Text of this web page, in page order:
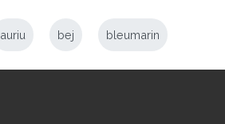
auriu bej bleumarin